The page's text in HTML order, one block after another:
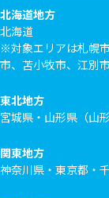
北海道地方
北海道
※対象エリアは札幌
市、苫小牧市、江別市
東北地方
宮城県・山形県（山
関東地方
神奈川県・東京都・